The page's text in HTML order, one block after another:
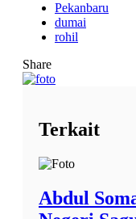
Pekanbaru
dumai
rohil
Share
Terkait
Abdul